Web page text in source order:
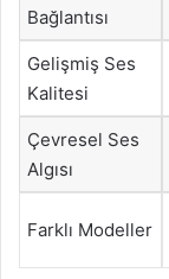
Bağlantısı
Gelişmiş Ses
Kalitesi
Çevresel Ses
Algısı
Farklı Modeller